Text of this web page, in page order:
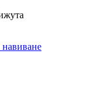
навиване